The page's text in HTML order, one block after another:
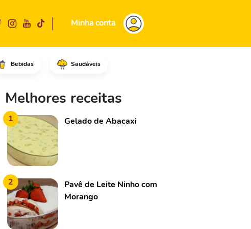
Minha conta
Bebidas Saudáveis
o óleo, o leite integral e
Melhores receitas
1 Gelado de Abacaxi
2
Pavê de Leite Ninho com
Morango